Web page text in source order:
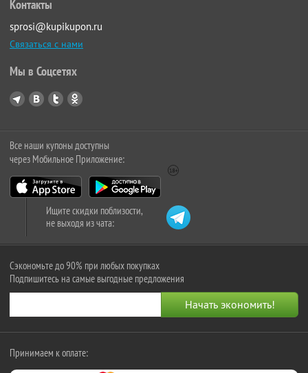
Контакты
sprosi@kupikupon.ru
Связаться с нами
Мы в Соцсетях
Все наши купоны доступны
через Мобильное Приложение:
Ищите скидки поблизости,
не выходя из чата:
Сэкономьте до 90% при любых покупках
Подпишитесь на самые выгодные предложения
Принимаем к оплате: